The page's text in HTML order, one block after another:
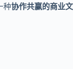
种协作共赢的商业文